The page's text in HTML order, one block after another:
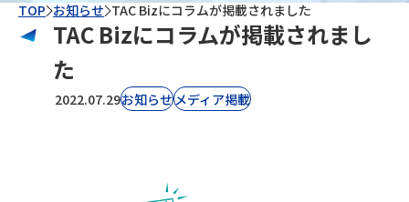
TOP お知らせ TAC Bizにコラムが掲載されました
TAC Bizにコラムが掲載されまし
た
2022.07.29お知らせ⁨⁩メディア掲載